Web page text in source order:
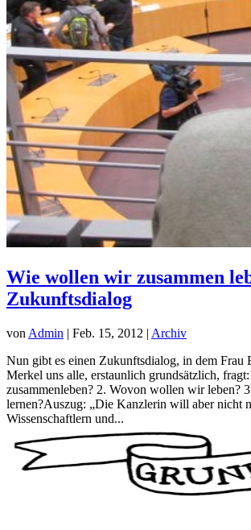
Wie wollen wir zusammen
Zukunftsdialog
von Admin | Feb. 15, 2012 | Archiv
Nun gibt es einen Zukunftsdialog, in dem Frau
Merkel uns alle, erstaunlich grundsätzlich,
zusammenleben? 2. Wovon wollen wir leben?
lernen?Auszug: „Die Kanzlerin will aber nicht
Wissenschaftlern und...